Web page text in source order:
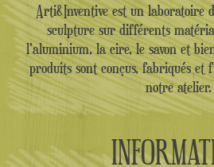
Arti&Inventive est un laboratoire
sculpture sur différents
l'aluminium, la cire, le savon et
produits sont conçus, fabriqués et
notre atelier.